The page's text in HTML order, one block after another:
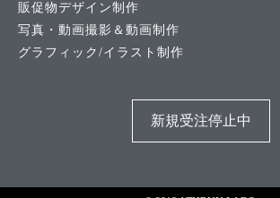
販促物デザイン制作
写真・動画撮影＆動画制作
グラフィック/イラスト制作
新規受注停止中